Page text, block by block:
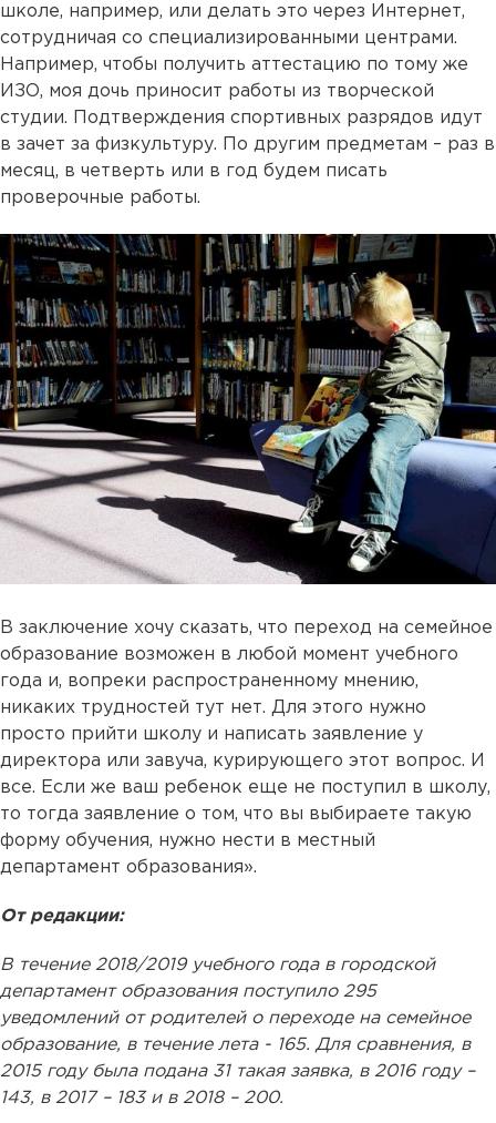
школе, например, или делать это через Интернет,
сотрудничая со специализированными центрами.
Например, чтобы получить аттестацию по тому же
ИЗО, моя дочь приносит работы из творческой
студии. Подтверждения спортивных разрядов идут
в зачет за физкультуру. По другим предметам – раз в
месяц, в четверть или в год будем писать
проверочные работы.
В заключение хочу сказать, что переход на семейное
образование возможен в любой момент учебного
года и, вопреки распространенному мнению,
никаких трудностей тут нет. Для этого нужно
просто прийти школу и написать заявление у
директора или завуча, курирующего этот вопрос. И
все. Если же ваш ребенок еще не поступил в школу,
то тогда заявление о том, что вы выбираете такую
форму обучения, нужно нести в местный
департамент образования».
От редакции:
В течение 2018/2019 учебного года в городской
департамент образования поступило 295
уведомлений от родителей о переходе на семейное
образование, в течение лета - 165. Для сравнения, в
2015 году была подана 31 такая заявка, в 2016 году –
143, в 2017 – 183 и в 2018 – 200.